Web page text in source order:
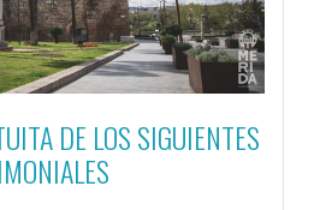
DE LOS SIGUIENTES